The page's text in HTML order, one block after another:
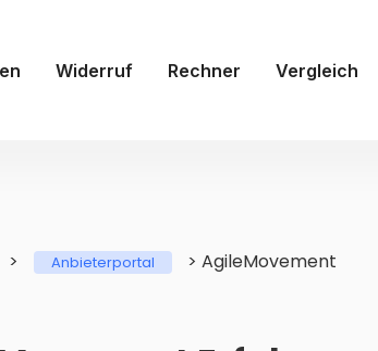
Widerruf Rechner Vergleich
> Anbieterportal > AgileMovement